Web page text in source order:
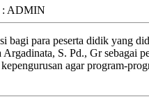
: ADMIN
para peserta didik yang
Argadinata, S. Pd., Gr
agar program-